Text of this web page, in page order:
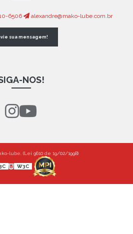
6506 alexandre@mako-lube.com.br
sua mensagem!
NOS!
lube. (Lei 9610 de 19/02/1998)
W3C